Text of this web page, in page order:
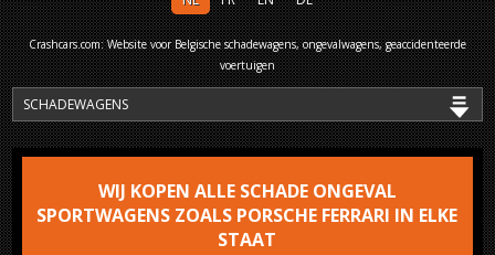
Crashcars.com: Website voor Belgische schadewagens, ongevalwagens, geaccidenteerde
voertuigen
WIJ KOPEN ALLE SCHADE ONGEVAL
SPORTWAGENS ZOALS PORSCHE FERRARI IN ELKE
STAAT